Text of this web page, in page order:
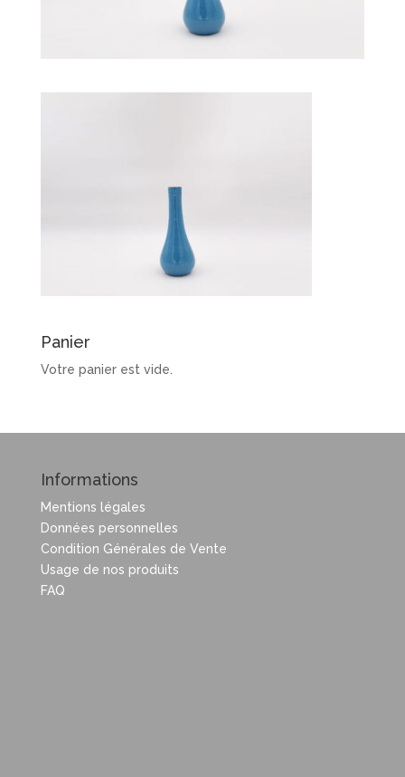
Panier
Votre panier est vide.
Informations
Mentions légales
Données personnelles
Condition Générales de Vente
Usage de nos produits
FAQ